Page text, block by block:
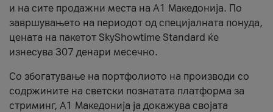
и на сите продажни места на А1 Македонија. По
завршувањето на периодот од специјалната понуда,
цената на пакетот SkyShowtime Standard ќе
изнесува 307 денари месечно.
Со збогатување на портфолиото на производи со
содржините на светски познатата платформа за
стриминг, А1 Македонија ја докажува својата